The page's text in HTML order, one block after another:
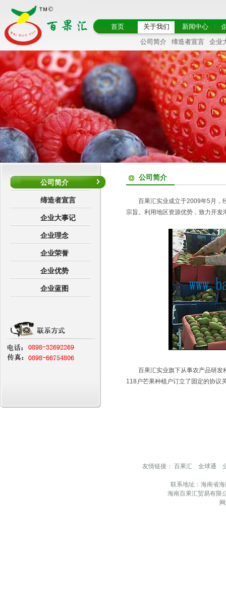
首页
关于我们
公司简介
缔造者宣言 企业
新闻中心
公司简介
百果汇实业成立于2009年5月，
宗旨。利用地区资源优势，致力开发
百果汇实业旗下从事农产品研发种
118户芒果种植户订立了固定的协议
公司简介
缔造者宣言
企业大事记
企业理念
企业荣誉
企业优势
企业蓝图
友情链接： 百果汇 全球通
联系地址：海南省
海南百果汇贸易有限